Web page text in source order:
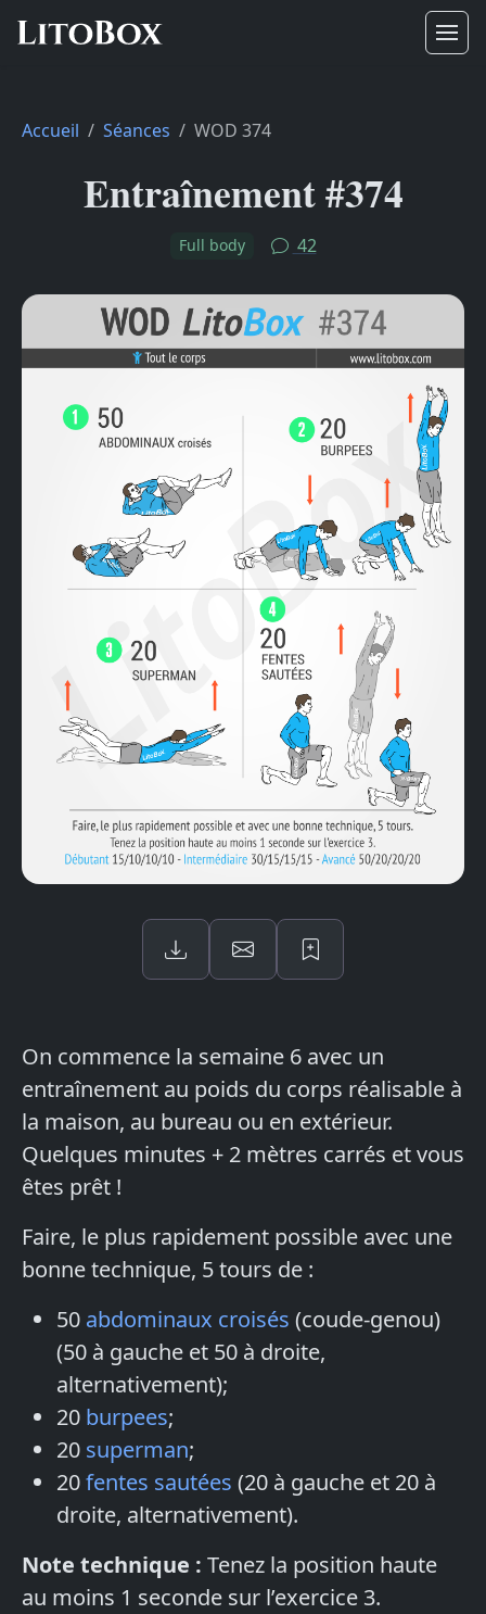
Accueil Séances WOD 374
Entraînement #374
Full body 42
On commence la semaine 6 avec un
entraînement au poids du corps réalisable à
la maison, au bureau ou en extérieur.
Quelques minutes + 2 mètres carrés et vous
êtes prêt !
Faire, le plus rapidement possible avec une
bonne technique, 5 tours de :
50 abdominaux croisés (coude-genou)
(50 à gauche et 50 à droite,
alternativement);
20 burpees;
20 superman;
20fentes sautées (20 à gauche et 20 à
droite, alternativement).
Note technique : Tenez la position haute
au moins 1 seconde sur l’exercice 3.